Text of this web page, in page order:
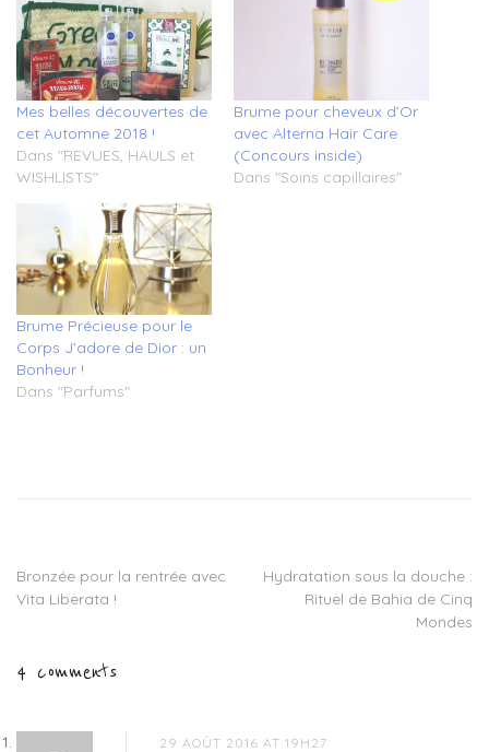
Mes belles découvertes de
cet Automne 2018 !
Dans "REVUES, HAULS et
WISHLISTS"
Brume pour cheveux d’Or
avec Alterna Hair Care
(Concours inside)
Dans "Soins capillaires"
Brume Précieuse pour le
Corps J’adore de Dior : un
Bonheur !
Dans "Parfums"
etre,
elixirs
elixirs
Navigation
l’article
Bronzée pour la rentrée avec
Vita Liberata !
Hydratation sous la douche :
Rituel de Bahia de Cinq
Mondes
4 comments
29 AOÛT 2016 AT 19H27